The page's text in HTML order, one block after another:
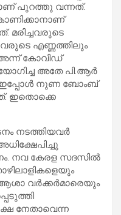
പുറത്തു വന്നത്.
മരിച്ചവരുടെ
എണ്ണത്തിലും
അന്ന് കോവിഡ്
അതേ പി.ആര്‍
ഇപ്പോള്‍ നുണ ബോംബ്
ഇതൊക്കെ
നടത്തിയവര്‍
നവ കേരള സദസില്‍
വര്‍ക്കര്‍മാരെയും
നേതാവെന്ന